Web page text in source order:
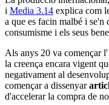
i Media 3.14 explica com
a que es facin malbé i se'n
consumisme i els seus
Als anys 20 va començar
la creença encara vigent
negativament al
començar a dissenyar
d'accelerar la compra de